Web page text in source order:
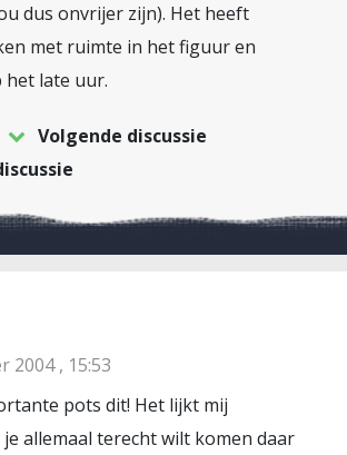
dus onvrijer zijn). Het heeft
met ruimte in het figuur en
late uur.
Volgende discussie
2004 , 15:53
pots dit! Het lijkt mij
allemaal terecht wilt komen daar